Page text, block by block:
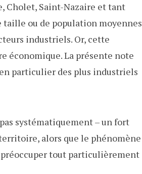
Cholet, Saint-Nazaire et tant
taille ou de population moyennes
industriels. Or, cette
économique. La présente note
particulier des plus industriels
systématiquement – un fort
alors que le phénomène
préoccuper tout particulièrement